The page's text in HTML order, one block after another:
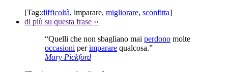
[Tag:difficoltà, imparare, migliorare, sconfitta]
di più su questa frase ››
“Quelli che non sbagliano mai perdono molte
occasioni perimparare qualcosa.”
Mary Pickford